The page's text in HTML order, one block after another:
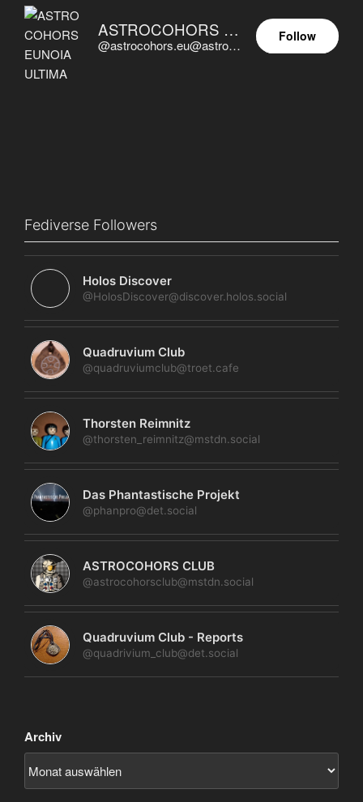
ASTROCOHORS EUNOIA ULTIMA
@astrocohors.eu@astrocohors.eu
Follow
Fediverse Followers
Holos Discover
@HolosDiscover@discover.holos.social
Quadruvium Club
@quadruviumclub@troet.cafe
Thorsten Reimnitz
@thorsten_reimnitz@mstdn.social
Das Phantastische Projekt
@phanpro@det.social
ASTROCOHORS CLUB
@astrocohorsclub@mstdn.social
Quadruvium Club - Reports
@quadrivium_club@det.social
Archiv